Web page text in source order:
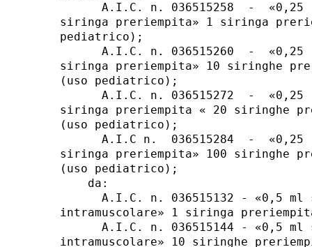
A.I.C. n. 036515258  -  «0,25
siringa preriempita» 1 siringa
pediatrico);
A.I.C. n. 036515260  -  «0,25
siringa preriempita» 10 siringhe
(uso pediatrico);
A.I.C. n. 036515272  -  «0,25
siringa preriempita « 20 siringhe
(uso pediatrico);
A.I.C n.  036515284  -  «0,25
siringa preriempita» 100 siringhe
(uso pediatrico);
    da:
A.I.C. n. 036515132 - «0,5 ml
intramuscolare» 1 siringa
A.I.C. n. 036515144 - «0,5 ml
intramuscolare» 10 siringhe